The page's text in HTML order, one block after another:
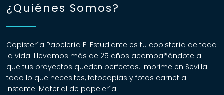
¿Quiénes Somos?
Copistería Papelería El Estudiante es tu copistería de toda
la vida. Llevamos más de 25 años acompañándote a
que tus proyectos queden perfectos. Imprime en Sevilla
todo lo que necesites, fotocopias y fotos carnet al
instante. Material de papelería.